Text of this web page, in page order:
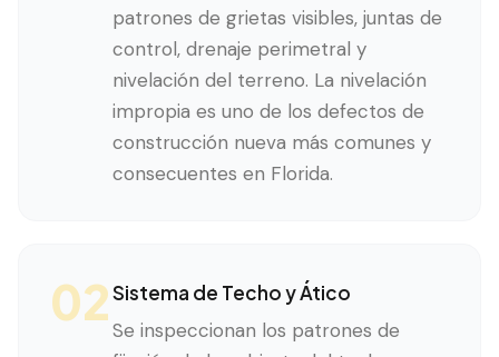
patrones de grietas visibles, juntas de
control, drenaje perimetral y
nivelación del terreno. La nivelación
impropia es uno de los defectos de
construcción nueva más comunes y
consecuentes en Florida.
02Sistema de Techo y Ático
Se inspeccionan los patrones de